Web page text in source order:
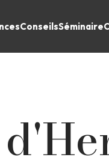
ConseilsSéminaire